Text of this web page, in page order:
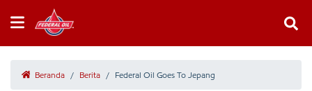
Beranda / Berita / Federal Oil Goes To Jepang